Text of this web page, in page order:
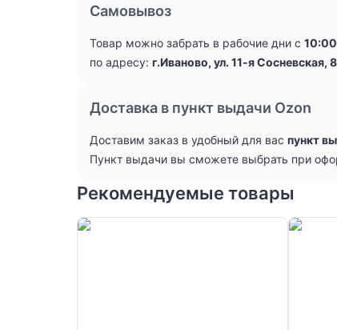
Самовывоз
Товар можно забрать в рабочие дни с 10:00
по адресу: г.Иваново, ул. 11-я Сосневская,
Доставка в пункт выдачи Ozon
Доставим заказ в удобный для вас пункт
Пункт выдачи вы сможете выбрать при
Рекомендуемые товары